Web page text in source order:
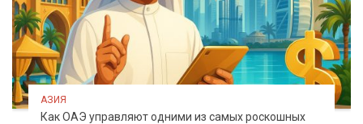
АЗИЯ
Как ОАЭ управляют одними из самых роскошных